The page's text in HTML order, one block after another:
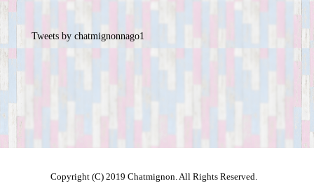
Tweets by chatmignonnago1
Copyright (C) 2019 Chatmignon. All Rights Reserved.